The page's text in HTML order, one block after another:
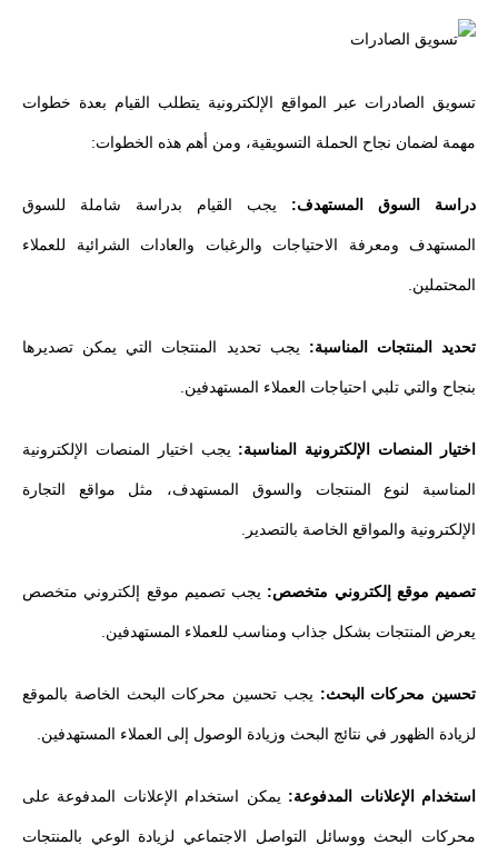
تسويق الصادرات عبر المواقع الإلكترونية يتطلب القيام بعدة خطوات
مهمة لضمان نجاح الحملة التسويقية، ومن أهم هذه الخطوات:
دراسة السوق المستهدف: يجب القيام بدراسة شاملة للسوق
المستهدف ومعرفة الاحتياجات والرغبات والعادات الشرائية للعملاء
المحتملين.
تحديد المنتجات المناسبة: يجب تحديد المنتجات التي يمكن تصديرها
بنجاح والتي تلبي احتياجات العملاء المستهدفين.
اختيار المنصات الإلكترونية المناسبة: يجب اختيار المنصات الإلكترونية
المناسبة لنوع المنتجات والسوق المستهدف، مثل مواقع التجارة
الإلكترونية والمواقع الخاصة بالتصدير.
تصميم موقع إلكتروني متخصص: يجب تصميم موقع إلكتروني متخصص
يعرض المنتجات بشكل جذاب ومناسب للعملاء المستهدفين.
تحسين محركات البحث: يجب تحسين محركات البحث الخاصة بالموقع
لزيادة الظهور في نتائج البحث وزيادة الوصول إلى العملاء المستهدفين.
استخدام الإعلانات المدفوعة: يمكن استخدام الإعلانات المدفوعة على
محركات البحث ووسائل التواصل الاجتماعي لزيادة الوعي بالمنتجات